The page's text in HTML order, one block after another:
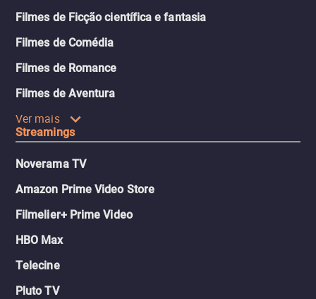
Filmes de Ficção científica e fantasia
Filmes de Comédia
Filmes de Romance
Filmes de Aventura
Ver mais
Streamings
Noverama TV
Amazon Prime Video Store
Filmelier+ Prime Video
HBO Max
Telecine
Pluto TV